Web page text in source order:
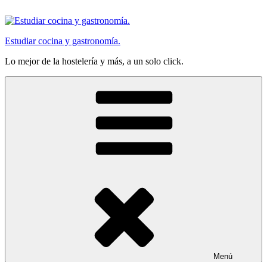
al
Estudiar cocina y gastronomía.
Lo mejor de la hostelería y más, a un solo click.
Menú